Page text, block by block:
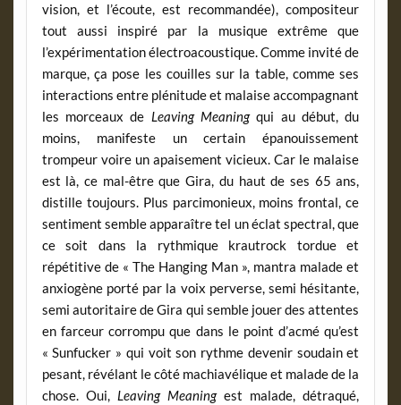
vision, et l’écoute, est recommandée), compositeur
tout aussi inspiré par la musique extrême que
l’expérimentation électroacoustique. Comme invité de
marque, ça pose les couilles sur la table, comme ses
interactions entre plénitude et malaise accompagnant
les morceaux de Leaving Meaningqui au début, du
moins, manifeste un certain épanouissement
trompeur voire un apaisement vicieux. Car le malaise
est là, ce mal-être que Gira, du haut de ses 65 ans,
distille toujours. Plus parcimonieux, moins frontal, ce
sentiment semble apparaître tel un éclat spectral, que
ce soit dans la rythmique krautrock tordue et
répétitive de « The Hanging Man », mantra malade et
anxiogène porté par la voix perverse, semi hésitante,
semi autoritaire de Gira qui semble jouer des attentes
en farceur corrompu que dans le point d’acmé qu’est
« Sunfucker » qui voit son rythme devenir soudain et
pesant, révélant le côté machiavélique et malade de la
chose. Oui, Leaving Meaningest malade, détraqué,